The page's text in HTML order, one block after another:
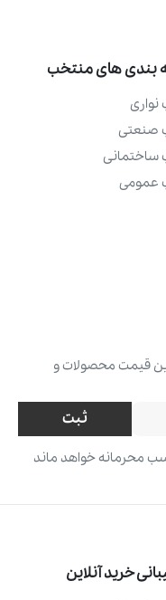
بندی های منتخب
قیمت محصولات و
ثبت
محرمانه خواهد ماند
خرید آنلاین